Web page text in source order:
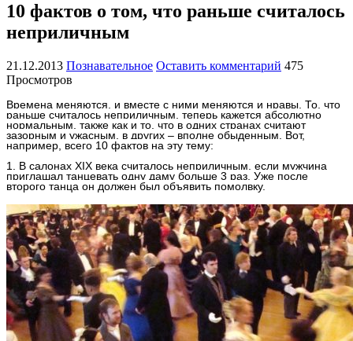
10 фактов о том, что раньше считалось
неприличным
21.12.2013 Познавательное Оставить комментарий 475
Просмотров
Времена меняются, и вместе с ними меняются и нравы. То, что
раньше считалось неприличным, теперь кажется абсолютно
нормальным, также как и то, что в одних странах считают
зазорным и ужасным, в других – вполне обыденным. Вот,
например, всего 10 фактов на эту тему:
1. В салонах XIX века считалось неприличным, если мужчина
приглашал танцевать одну даму больше 3 раз. Уже после
второго танца он должен был объявить помолвку.